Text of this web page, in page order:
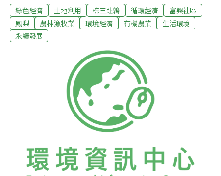
到發展協會經營的富興客棧，讓社區媽媽奉上「鳳梨
茶」，細細品嚐社區的「鳳梨苦瓜雞」、「鳳梨蝦球」和
「旺來豬腳」，由此展開認識富興之旅。 富興是「旺旺
來」鳳梨花全國最大產地，農民一年幾乎都只靠過年前一
周採收賣出去的價錢最好，之後便任其腐敗。鳳梨必須兩
年才能收成，農民為了增加產量以及縮短收長期間，會施
打成長激素催熟，但富興以鳳梨花為主，則沒有催熟的需
要。眼見可以當作糧食的作物放任腐壞，看在社區林業專
案的經理人賴萌宏眼中，十分難受。於是他建議農民，採
收由協會收購加工。富興社區位於花蓮縣瑞穗鄉最北端，
一邊是花東縱谷平原，另一邊則是如詩延伸的海岸山脈，
綠色經濟 土地利用 棕三趾鶉 循環經濟
富興社區
鳳梨
農林漁牧業 環境經濟 有機農業
生活環境
永續發展